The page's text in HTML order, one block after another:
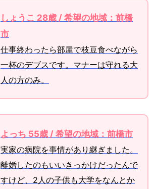
しょうこ 28歳 / 希望の地域：前橋
市
仕事終わったら部屋で枝豆食べながら
一杯のデブスです。マナーは守れる大
人の方のみ。
よっち 55歳 / 希望の地域：前橋市
実家の病院を事情があり継ぎました。
離婚したのもいいきっかけだったんで
すけど、2人の子供も大学をなんとか